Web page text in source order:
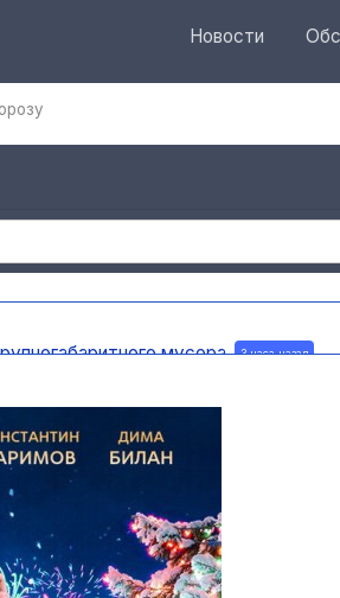
Новости
мусора 3 часа назад